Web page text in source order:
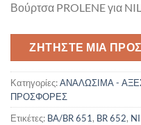
was:
€88.54.
Βούρτσα PROLENE για
ΖΗΤΉΣΤΕ ΜΙΑ
Κατηγορίες:ΑΝΑΛΩΣΙΜΑ -
ΠΡΟΣΦΟΡΕΣ
Ετικέτες: BA/BR 651, BR 652,